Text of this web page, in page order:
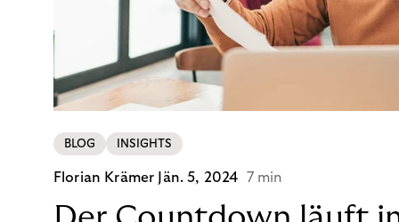
BLOG INSIGHTS
Florian Krämer Jän. 5, 2024 7 min